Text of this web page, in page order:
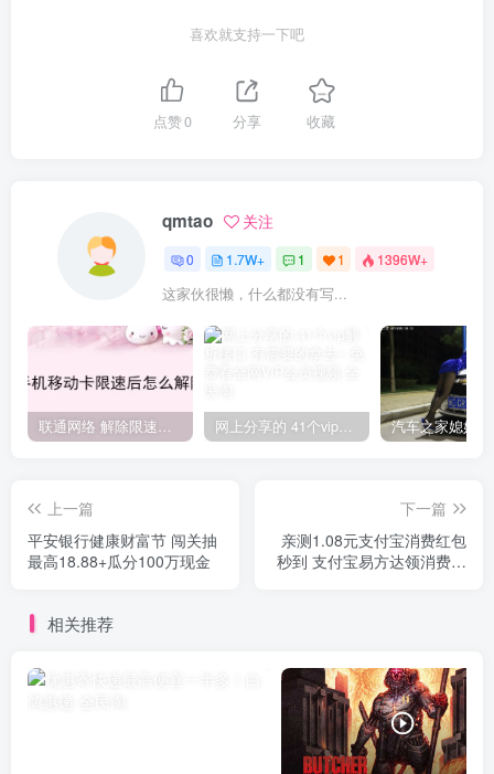
喜欢就支持一下吧
点赞0 分享 收藏
qmtao 关注
0 1.7W+ 1 1 1396W+
这家伙很懒，什么都没有写...
联通网络 解除限速方法参考！畅享、畅玩、老白干等及其它地区自测了 网上分享的 41个vip解析接口 有需要的拿去~ 免费看全网VIP会员视频
上一篇
平安银行健康财富节 闯关抽
最高18.88+瓜分100万现金
下一篇
亲测1.08元支付宝消费红包
秒到 支付宝易方达领消费红
相关推荐